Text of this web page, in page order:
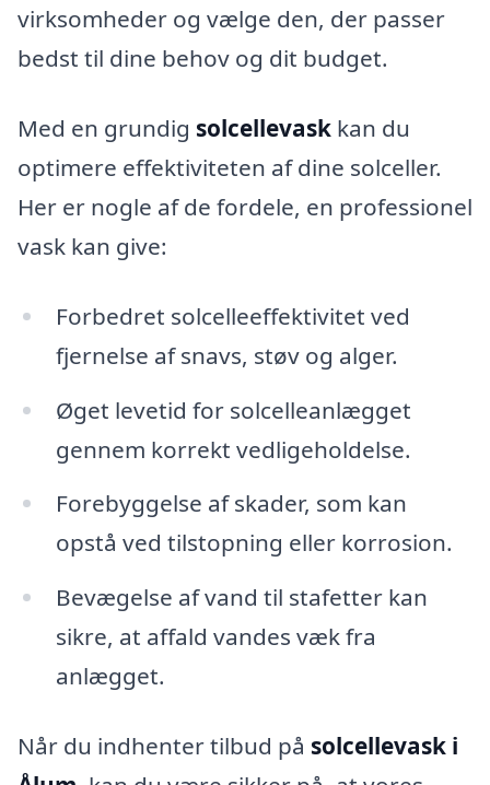
virksomheder og vælge den, der passer
bedst til dine behov og dit budget.
Med en grundig solcellevask kan du
optimere effektiviteten af dine solceller.
Her er nogle af de fordele, en professionel
vask kan give:
Forbedret solcelleeffektivitet ved
fjernelse af snavs, støv og alger.
Øget levetid for solcelleanlægget
gennem korrekt vedligeholdelse.
Forebyggelse af skader, som kan
opstå ved tilstopning eller korrosion.
Bevægelse af vand til stafetter kan
sikre, at affald vandes væk fra
anlægget.
Når du indhenter tilbud på solcellevask i